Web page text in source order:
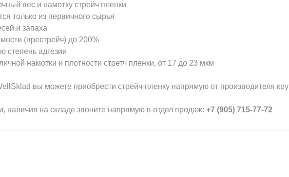
вес и намотку стрейч пленки
только из первичного сырья
и запаха
(престрейч) до 200%
степень адгезии
намотки и плотности стретч пленки, от 17 до 23 мкм
вы можете приобрести стрейч-пленку напрямую от производителя
наличия на складе звоните напрямую в отдел продаж: +7 (905) 715-77-72